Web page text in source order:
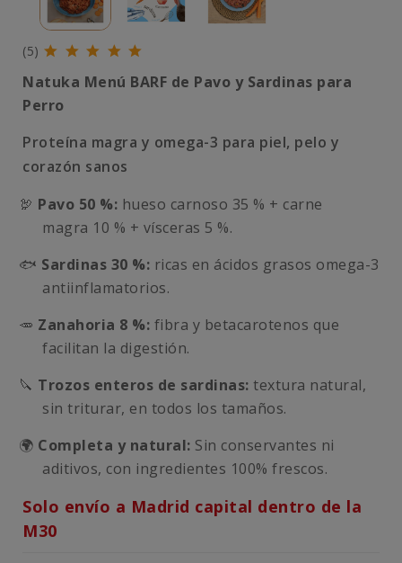
(5)
Natuka Menú BARF de Pavo y Sardinas para
Perro
Proteína magra y omega-3 para piel, pelo y
corazón sanos
🦃 Pavo 50 %: hueso carnoso 35 % + carne
magra 10 % + vísceras 5 %.
🐟 Sardinas 30 %: ricas en ácidos grasos omega-3
antiinflamatorios.
🥕 Zanahoria 8 %: fibra y betacarotenos que
facilitan la digestión.
🔪 Trozos enteros de sardinas: textura natural,
sin triturar, en todos los tamaños.
🌍 Completa y natural: Sin conservantes ni
aditivos, con ingredientes 100% frescos.
Solo envío a Madrid capital dentro de la
M30